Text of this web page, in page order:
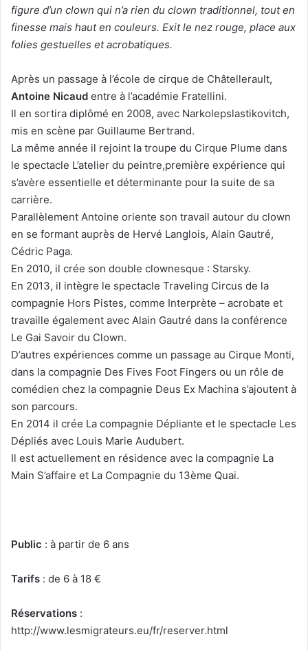
figure d’un clown qui n’a rien du clown traditionnel, tout en
finesse mais haut en couleurs. Exit le nez rouge, place aux
folies gestuelles et acrobatiques.
Après un passage à l’école de cirque de Châtellerault,
Antoine Nicaud entre à l’académie Fratellini.
Il en sortira diplômé en 2008, avec Narkolepslastikovitch,
mis en scène par Guillaume Bertrand.
La même année il rejoint la troupe du Cirque Plume dans
le spectacle L’atelier du peintre,première expérience qui
s’avère essentielle et déterminante pour la suite de sa
carrière.
Parallèlement Antoine oriente son travail autour du clown
en se formant auprès de Hervé Langlois, Alain Gautré,
Cédric Paga.
En 2010, il crée son double clownesque : Starsky.
En 2013, il intègre le spectacle Traveling Circus de la
compagnie Hors Pistes, comme Interprète – acrobate et
travaille également avec Alain Gautré dans la conférence
Le Gai Savoir du Clown.
D’autres expériences comme un passage au Cirque Monti,
dans la compagnie Des Fives Foot Fingers ou un rôle de
comédien chez la compagnie Deus Ex Machina s’ajoutent à
son parcours.
En 2014 il crée La compagnie Dépliante et le spectacle Les
Dépliés avec Louis Marie Audubert.
Il est actuellement en résidence avec la compagnie La
Main S’affaire et La Compagnie du 13ème Quai.
Public : à partir de 6 ans
Tarifs : de 6 à 18 €
Réservations :
http://www.lesmigrateurs.eu/fr/reserver.html